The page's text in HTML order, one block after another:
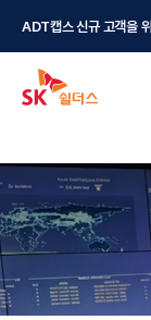
ADT캡스 신규 고객을